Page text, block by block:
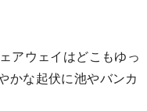
アウェイはどこもゆっ
かな起伏に池やバンカ